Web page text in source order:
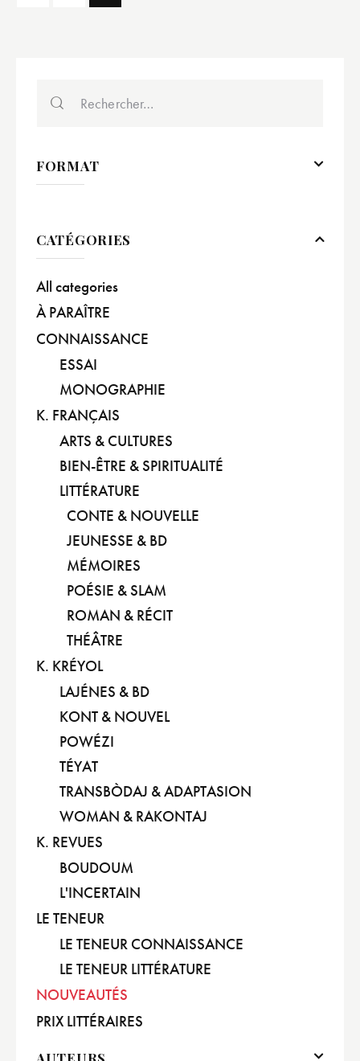
FORMAT
CATÉGORIES
All categories
À PARAÎTRE
CONNAISSANCE
ESSAI
MONOGRAPHIE
K. FRANÇAIS
ARTS & CULTURES
BIEN-ÊTRE & SPIRITUALITÉ
LITTÉRATURE
CONTE & NOUVELLE
JEUNESSE & BD
MÉMOIRES
POÉSIE & SLAM
ROMAN & RÉCIT
THÉÂTRE
K. KRÉYOL
LAJÉNES & BD
KONT & NOUVEL
POWÉZI
TÉYAT
TRANSBÒDAJ & ADAPTASION
WOMAN & RAKONTAJ
K. REVUES
BOUDOUM
L'INCERTAIN
LE TENEUR
LE TENEUR CONNAISSANCE
LE TENEUR LITTÉRATURE
NOUVEAUTÉS
PRIX LITTÉRAIRES